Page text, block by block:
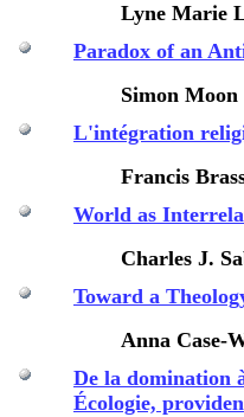
Lyne Marie
Paradox of an
Simon Moon
L'intégration
Francis
World as
Charles J.
Toward a
Anna Case-
De la domination
Écologie,